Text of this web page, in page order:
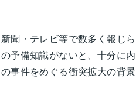
聞・テレビ等で数多く報じら
予備知識がないと、十分に内
事件をめぐる衝突拡大の背景